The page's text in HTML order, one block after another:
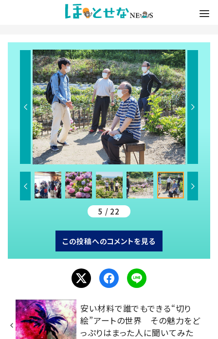
5 / 22
この投稿へのコメントを見る
安い材料で誰でもできる“切り
絵”アートの世界 その魅力をど
っぷりはまった人に聞いてみた